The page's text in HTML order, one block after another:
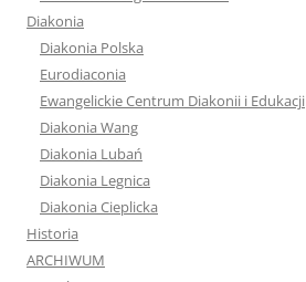
Diakonia
Diakonia Polska
Eurodiaconia
Ewangelickie Centrum Diakonii i Edukacji
Diakonia Wang
Diakonia Lubań
Diakonia Legnica
Diakonia Cieplicka
Historia
ARCHIWUM